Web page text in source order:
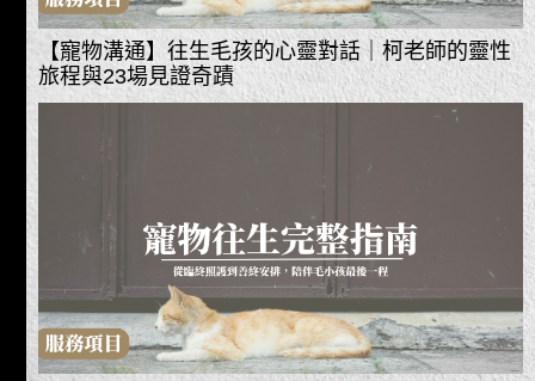
【寵物溝通】往生毛孩的心靈對話｜柯老師的靈性
旅程與23場見證奇蹟